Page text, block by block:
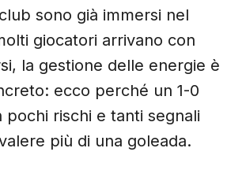
sono già immersi nel
giocatori arrivano con
la gestione delle energie è
ecco perché un 1-0
pochi rischi e tanti segnali
più di una goleada.